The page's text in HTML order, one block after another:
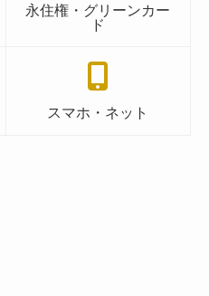
永住権・グリーンカー
ド
スマホ・ネット